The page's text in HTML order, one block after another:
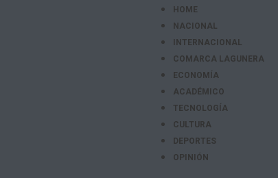
HOME
NACIONAL
INTERNACIONAL
COMARCA LAGUNERA
ECONOMÍA
ACADÉMICO
TECNOLOGÍA
CULTURA
DEPORTES
OPINIÓN